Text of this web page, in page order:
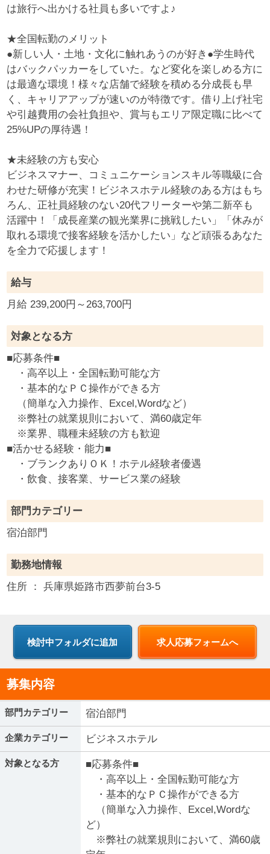
は旅行へ出かける社員も多いですよ♪
★全国転勤のメリット
●新しい人・土地・文化に触れあうのが好き●学生時代
はバックパッカーをしていた。など変化を楽しめる方に
は最適な環境！様々な店舗で経験を積める分成長も早
く、キャリアアップが速いのが特徴です。借り上げ社宅
や引越費用の会社負担や、賞与もエリア限定職に比べて
25%UPの厚待遇！
★未経験の方も安心
ビジネスマナー、コミュニケーションスキル等職級に合
わせた研修が充実！ビジネスホテル経験のある方はもち
ろん、正社員経験のない20代フリーターや第二新卒も
活躍中！「成長産業の観光業界に挑戦したい」「休みが
取れる環境で接客経験を活かしたい」など頑張るあなた
を全力で応援します！
給与
月給 239,200円～263,700円
対象となる方
■応募条件■
・高卒以上・全国転勤可能な方
・基本的なＰＣ操作ができる方
（簡単な入力操作、Excel,Wordなど）
※弊社の就業規則において、満60歳定年
※業界、職種未経験の方も歓迎
■活かせる経験・能力■
・ブランクありＯＫ！ホテル経験者優遇
・飲食、接客業、サービス業の経験
部門カテゴリー
宿泊部門
勤務地情報
住所 ：
兵庫県姫路市西夢前台3-5
求人応募フォームへ
募集内容
部門カテゴリー 宿泊部門
企業カテゴリー ビジネスホテル
対象となる方
■応募条件■
・高卒以上・全国転勤可能な方
・基本的なＰＣ操作ができる方
（簡単な入力操作、Excel,Wordな
ど）
※弊社の就業規則において、満60歳